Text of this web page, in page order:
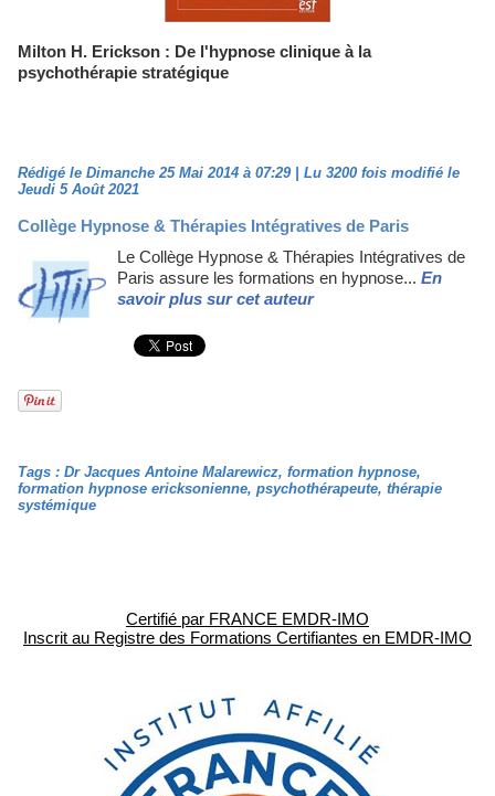
Milton H. Erickson : De l'hypnose clinique à la
psychothérapie stratégique
Rédigé le Dimanche 25 Mai 2014 à 07:29 | Lu 3200 fois modifié le
Jeudi 5 Août 2021
Collège Hypnose & Thérapies Intégratives de Paris
Le Collège Hypnose & Thérapies Intégratives de
Paris assure les formations en hypnose... En
savoir plus sur cet auteur
Tags : Dr Jacques Antoine Malarewicz, formation hypnose,
formation hypnose ericksonienne, psychothérapeute, thérapie
systémique
Certifié par FRANCE EMDR-IMO
Inscrit au Registre des Formations Certifiantes en EMDR-IMO